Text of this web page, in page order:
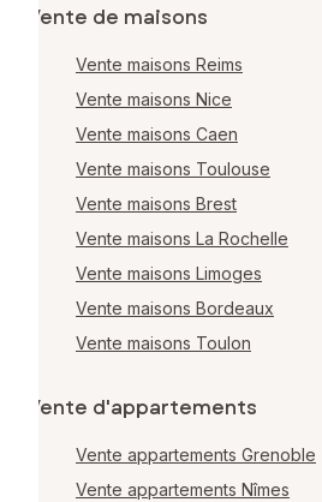
Vente de maisons
Vente maisons Reims
Vente maisons Nice
Vente maisons Caen
Vente maisons Toulouse
Vente maisons Brest
Vente maisons La Rochelle
Vente maisons Limoges
Vente maisons Bordeaux
Vente maisons Toulon
Vente d'appartements
Vente appartements Grenoble
Vente appartements Nîmes